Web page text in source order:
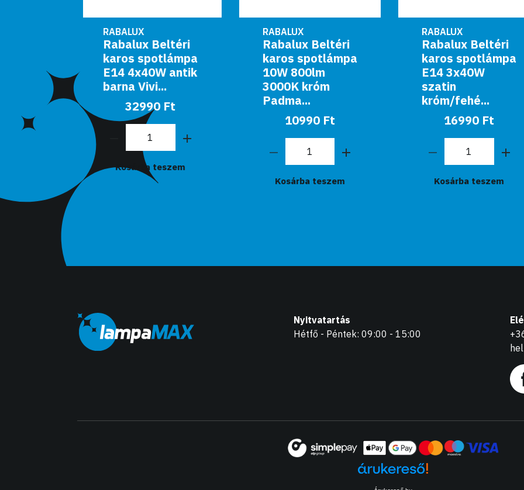
RABALUX
Rabalux Beltéri
karos spotlámpa
10W 800lm
3000K króm
Padma...
10990 Ft
Kosárba teszem
RABALUX
Rabalux Beltéri
karos spotlámpa
E14 3x40W
szatin
króm/fehé...
16990 Ft
Kosárba teszem
RABALUX
Rabalux Beltéri
karos spotlámpa
E14 2x40W
bronz/fehér
Gran...
26990 Ft
Kosárba teszem
Nyitvatartás
Hétfő - Péntek: 09:00 - 15:00